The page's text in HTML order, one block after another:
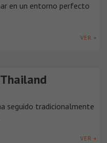
en un entorno perfecto
VER +
seguido tradicionalmente
VER +